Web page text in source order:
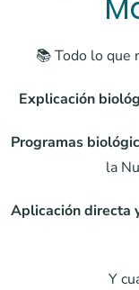
📚 Todo lo que
Explicación
Programas
la
Aplicación directa
Y